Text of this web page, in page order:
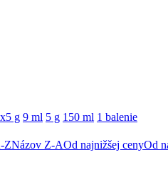
g 9 ml 5 g 150 ml 1 balenie
ZNázov Z-AOd najnižšej cenyOd